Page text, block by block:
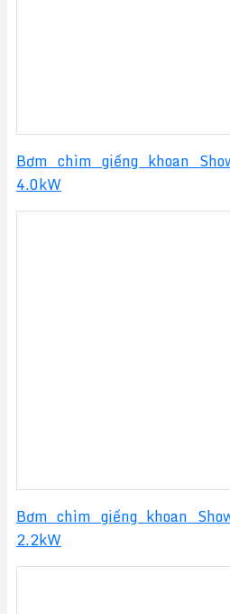
Bơm chìm giếng khoan
4.0kW
Bơm chìm giếng khoan
2.2kW